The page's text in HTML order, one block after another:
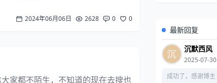
2024年06月06日 2628 0 0
家都不陌生，不知道的现在去搜也
最新回复
沉默西风
2025-07-30
成功了，感谢博主